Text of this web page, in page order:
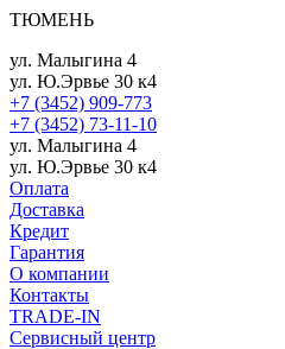
ТЮМЕНЬ
ул. Малыгина 4
ул. Ю.Эрвье 30 к4
+7 (3452) 909-773
+7 (3452) 73-11-10
ул. Малыгина 4
ул. Ю.Эрвье 30 к4
Оплата
Доставка
Кредит
Гарантия
О компании
Контакты
TRADE-IN
Сервисный центр